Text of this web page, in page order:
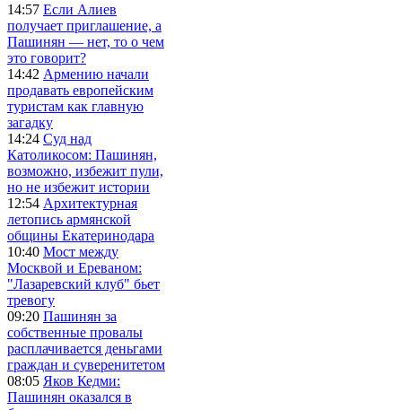
14:57 Если Алиев
получает приглашение, а
Пашинян — нет, то о чем
это говорит?
14:42 Армению начали
продавать европейским
туристам как главную
загадку
14:24 Суд над
Католикосом: Пашинян,
возможно, избежит пули,
но не избежит истории
12:54 Архитектурная
летопись армянской
общины Екатеринодара
10:40 Мост между
Москвой и Ереваном:
"Лазаревский клуб" бьет
тревогу
09:20 Пашинян за
собственные провалы
расплачивается деньгами
граждан и суверенитетом
08:05 Яков Кедми:
Пашинян оказался в